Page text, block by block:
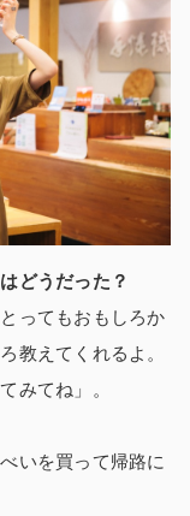
どうだった？
ってもおもしろか
教えてくれるよ。
みてね」。
いを買って帰路に